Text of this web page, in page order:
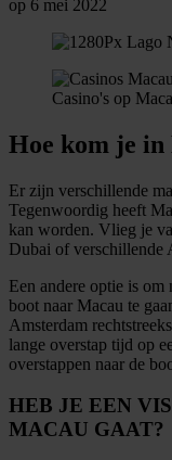
op 6 mei 2022
Casino's op
Hoe kom je in
Er zijn verschillende
Tegenwoordig heeft
kan worden. Vlieg je
Dubai of verschillende
Een andere optie is
boot naar Macau te
Amsterdam
lange overstap tijd op
overstappen naar de
HEB JE EEN
MACAU GAAT?